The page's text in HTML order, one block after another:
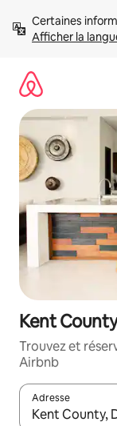
directement
Afficher la
Kent
Trouvez et
Airbnb
Adresse
Lorsque les